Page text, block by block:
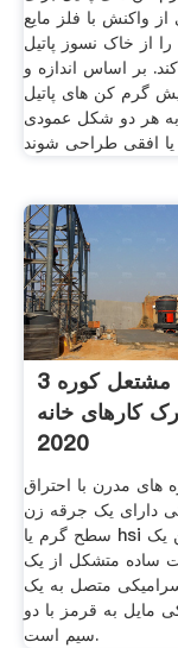
از واکنش با فلز مایع
از خاک نسوز پاتیل
بر اساس اندازه و
گرم کن های پاتیل
به هر دو شکل عمودی
3 روش مشتعل کوره
کارهای خانه
2020
های مدرن با احتراق
دارای یک جرقه زن
سطح گرم یا hsi هستند. این یک
ساده متشکل از یک
متصل به یک
مایل به قرمز با دو
سیم است.